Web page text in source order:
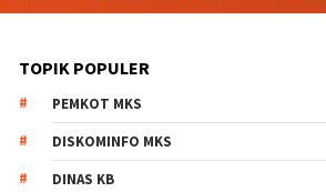
TOPIK POPULER
PEMKOT MKS
DISKOMINFO MKS
DINAS KB